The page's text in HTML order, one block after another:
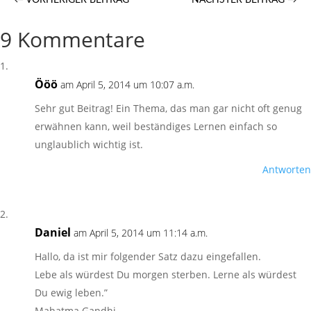
9 Kommentare
Ööö am April 5, 2014 um 10:07 a.m.
Sehr gut Beitrag! Ein Thema, das man gar nicht oft genug
erwähnen kann, weil beständiges Lernen einfach so
unglaublich wichtig ist.
Antworten
Daniel am April 5, 2014 um 11:14 a.m.
Hallo, da ist mir folgender Satz dazu eingefallen.
Lebe als würdest Du morgen sterben. Lerne als würdest
Du ewig leben.”